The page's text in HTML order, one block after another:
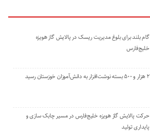
گام بلند برای بلوغ مدیریت ریسک در پالایش گاز هویزه
خلیج‌فارس
۲ هزار و ۵۰۰ بسته نوشت‌افزار به دانش‌آموزان خوزستان رسید
حرکت پالایش گاز هویزه خلیج‌فارس در مسیر چابک سازی و
پایداری تولید